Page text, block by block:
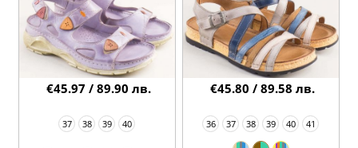
37 38 39 40
€45.97 / 89.90 лв.
36 37 38 39 40 41
€45.80 / 89.58 лв.